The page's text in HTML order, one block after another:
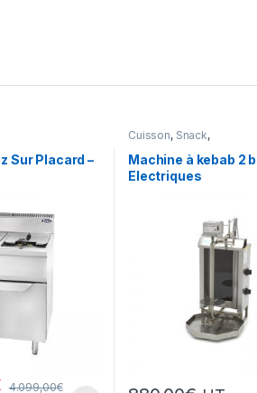
Sur Placard –
4.099,00€
Cuisson, Snack,
Snack/Pizza/Sucrée
Machine à kebab 2
Electriques